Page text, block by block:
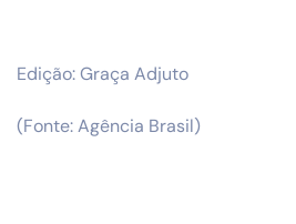
Edição: Graça Adjuto
(Fonte: Agência Brasil)